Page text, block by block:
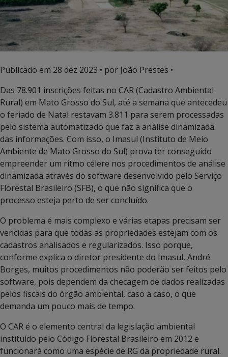
Publicado em 28 dez 2023 • por João Prestes •
Das 78.901 inscrições feitas no CAR (Cadastro Ambiental
Rural) em Mato Grosso do Sul, até a semana que antecedeu
o feriado de Natal restavam 3.811 para serem processadas
pelo sistema automatizado que faz a análise dinamizada
das informações. Com isso, o Imasul (Instituto de Meio
Ambiente de Mato Grosso do Sul) prova ter conseguido
empreender um ritmo célere nos procedimentos de análise
dinamizada através do software desenvolvido pelo Serviço
Florestal Brasileiro (SFB), o que não significa que o
processo esteja perto de ser concluído.
O problema é mais complexo e várias etapas precisam ser
vencidas para que todas as propriedades estejam com os
cadastros analisados e regularizados. Isso porque,
conforme explica o diretor presidente do Imasul, André
Borges, muitos procedimentos não poderão ser feitos pelo
software, pois dependem da checagem de dados realizadas
pelos fiscais do órgão ambiental, caso a caso, o que
demanda um pouco mais de tempo.
O CAR é o elemento central da legislação ambiental
instituído pelo Código Florestal Brasileiro em 2012 e
funcionará como uma espécie de RG da propriedade rural.